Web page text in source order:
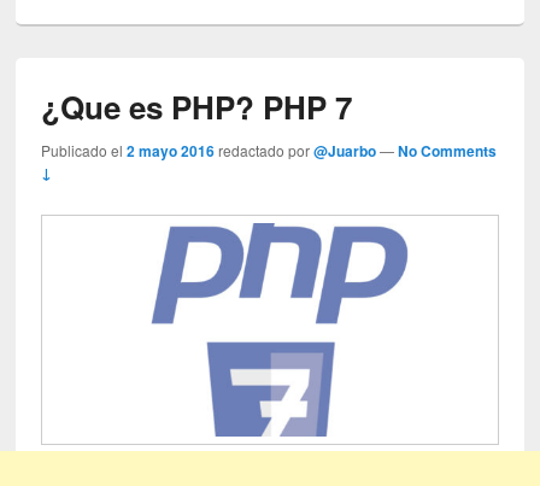
¿Que es PHP? PHP 7
Publicado el2 mayo 2016 redactado por@Juarbo —No Comments
↓